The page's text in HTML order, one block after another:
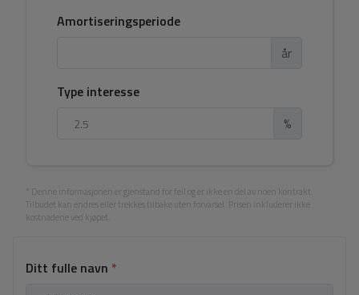
Amortiseringsperiode
år
Type interesse
%
* Denne informasjonen er gjenstand for feil og er ikke en del av noen kontrakt.
Tilbudet kan endres eller trekkes tilbake uten forvarsel. Prisen inkluderer ikke
kostnadene ved kjøpet.
Ditt fulle navn *